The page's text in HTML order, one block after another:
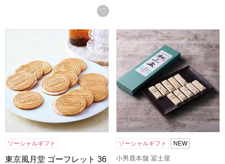
お気に入りに登録する
東京風月堂 ゴーフレット 36枚入[GF15]【年間ギフト】
ソーシャルギフト
東京風月堂 ゴーフレット 36
小男鹿本舗 冨士屋 和三盆 長
ソーシャルギフト NEW
小男鹿本舗 冨士屋